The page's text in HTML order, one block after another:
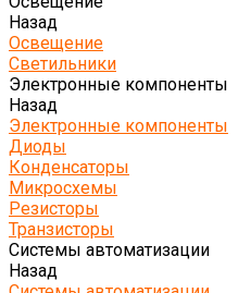
Назад
Освещение
Светильники
Электронные компоненты
Назад
Электронные компоненты
Диоды
Конденсаторы
Микросхемы
Резисторы
Транзисторы
Системы автоматизации
Назад